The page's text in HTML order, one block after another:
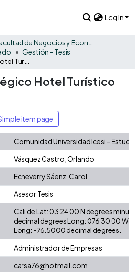
Log In
Gestión - Tesis
Hotel Turístico
item page
Comunidad Universidad Icesi –
Vásquez Castro, Orlando
Echeverry Sáenz, Carol
Asesor Tesis
Cali de Lat: 03 24 00 N degrees
decimal degrees Long: 076 30 00 W
Long: -76.5000 decimal degrees.
Administrador de Empresas
carsa76@hotmail.com